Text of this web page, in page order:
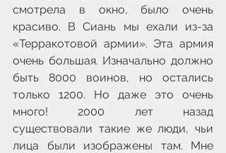
смотрела в окно, было очень
красиво. В Сиань мы ехали из-за
«Терракотовой армии». Эта армия
очень большая. Изначально должно
быть 8000 воинов, но остались
только 1200. Но даже это очень
много! 2000 лет назад
существовали такие же люди, чьи
лица были изображены там. Мне